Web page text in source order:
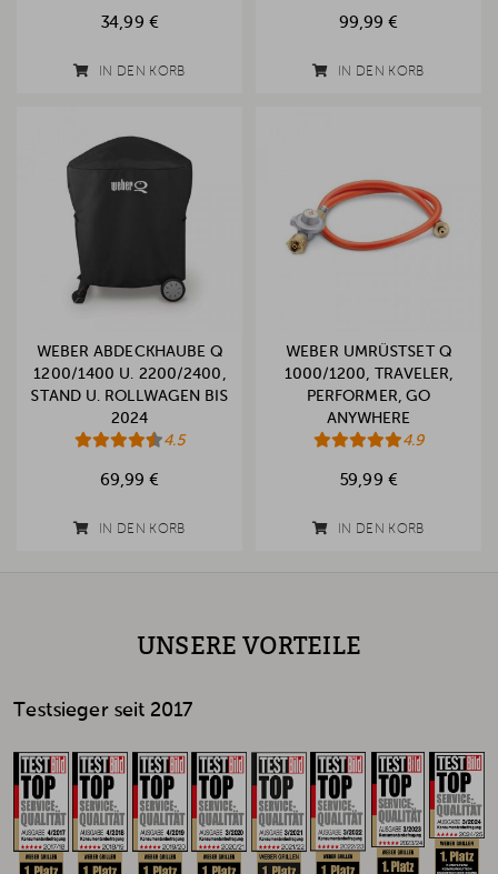
34,99 €
IN DEN KORB
99,99 €
IN DEN KORB
WEBER ABDECKHAUBE Q
1200/1400 U. 2200/2400,
STAND U. ROLLWAGEN BIS
2024
4.5
69,99 €
IN DEN KORB
WEBER UMRÜSTSET Q
1000/1200, TRAVELER,
PERFORMER, GO
ANYWHERE
4.9
59,99 €
IN DEN KORB
UNSERE VORTEILE
Testsieger seit 2017